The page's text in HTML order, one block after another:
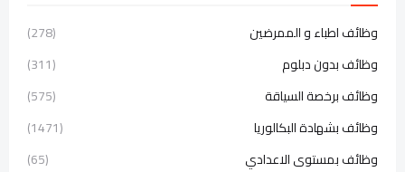
وظائف اطباء و الممرضين
(278)
وظائف بدون دبلوم
(311)
وظائف برخصة السياقة
(575)
وظائف بشهادة البكالوريا
(1471)
وظائف بمستوى الاعدادي
(65)